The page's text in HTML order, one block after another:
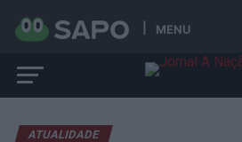
MENU
ATUALIDADE